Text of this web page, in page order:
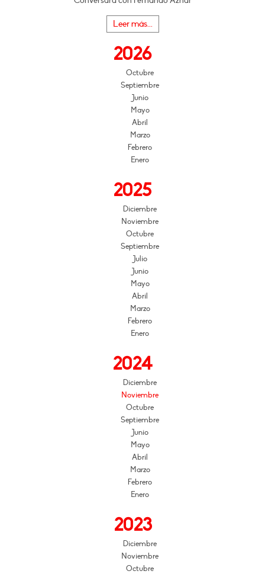
Leer más...
2026
Octubre
Septiembre
Junio
Mayo
Abril
Marzo
Febrero
Enero
2025
Diciembre
Noviembre
Octubre
Septiembre
Julio
Junio
Mayo
Abril
Marzo
Febrero
Enero
2024
Diciembre
Noviembre
Octubre
Septiembre
Junio
Mayo
Abril
Marzo
Febrero
Enero
2023
Diciembre
Noviembre
Octubre